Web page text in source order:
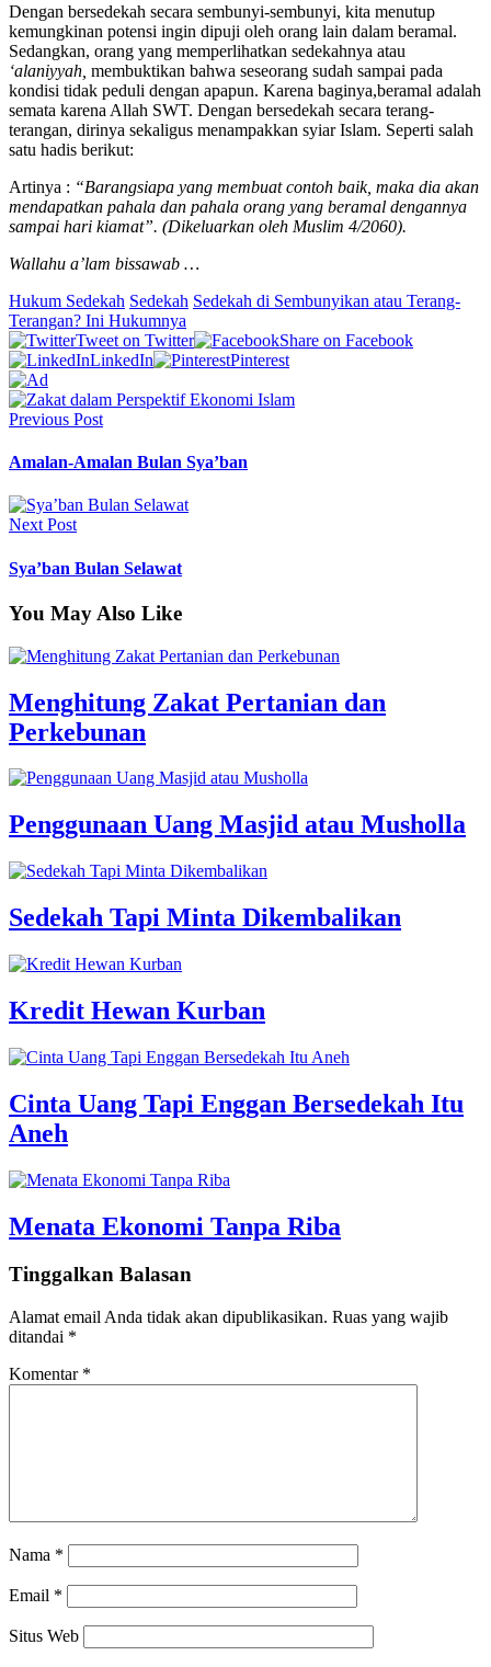
Dengan bersedekah secara sembunyi-sembunyi, kita menutup
kemungkinan potensi ingin dipuji oleh orang lain dalam beramal.
Sedangkan, orang yang memperlihatkan sedekahnya atau
‘alaniyyah, membuktikan bahwa seseorang sudah sampai pada
kondisi tidak peduli dengan apapun. Karena baginya,beramal adalah
semata karena Allah SWT. Dengan bersedekah secara terang-
terangan, dirinya sekaligus menampakkan syiar Islam. Seperti salah
satu hadis berikut:
Artinya : “Barangsiapa yang membuat contoh baik, maka dia akan
mendapatkan pahala dan pahala orang yang beramal dengannya
sampai hari kiamat”. (Dikeluarkan oleh Muslim 4/2060).
Wallahu a’lam bissawab …
Hukum Sedekah Sedekah Sedekah di Sembunyikan atau Terang-
Terangan? Ini Hukumnya
Tweet on Twitter
Share on Facebook
LinkedIn
Pinterest
Previous Post
Amalan-Amalan Bulan Sya’ban
Next Post
Sya’ban Bulan Selawat
You May Also Like
Menghitung Zakat Pertanian dan
Perkebunan
Penggunaan Uang Masjid atau Musholla
Sedekah Tapi Minta Dikembalikan
Kredit Hewan Kurban
Cinta Uang Tapi Enggan Bersedekah Itu
Aneh
Menata Ekonomi Tanpa Riba
Tinggalkan Balasan
Alamat email Anda tidak akan dipublikasikan. Ruas yang wajib
ditandai *
Komentar *
Nama *
Email *
Situs Web